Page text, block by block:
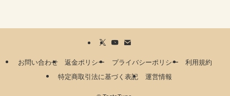
お問い合わせ 返金ポリシー プライバシーポリシー
利用規約
特定商取引法に基づく表記
運営情報